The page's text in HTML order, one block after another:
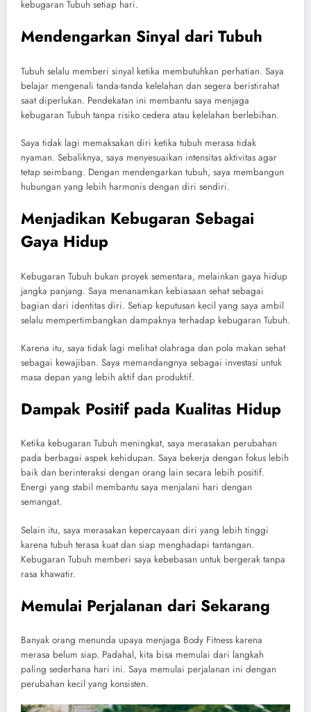
kebugaran Tubuh setiap hari.
Mendengarkan Sinyal dari Tubuh
Tubuh selalu memberi sinyal ketika membutuhkan perhatian. Saya
belajar mengenali tanda-tanda kelelahan dan segera beristirahat
saat diperlukan. Pendekatan ini membantu saya menjaga
kebugaran Tubuh tanpa risiko cedera atau kelelahan berlebihan.
Saya tidak lagi memaksakan diri ketika tubuh merasa tidak
nyaman. Sebaliknya, saya menyesuaikan intensitas aktivitas agar
tetap seimbang. Dengan mendengarkan tubuh, saya membangun
hubungan yang lebih harmonis dengan diri sendiri.
Menjadikan Kebugaran Sebagai
Gaya Hidup
Kebugaran Tubuh bukan proyek sementara, melainkan gaya hidup
jangka panjang. Saya menanamkan kebiasaan sehat sebagai
bagian dari identitas diri. Setiap keputusan kecil yang saya ambil
selalu mempertimbangkan dampaknya terhadap kebugaran Tubuh.
Karena itu, saya tidak lagi melihat olahraga dan pola makan sehat
sebagai kewajiban. Saya memandangnya sebagai investasi untuk
masa depan yang lebih aktif dan produktif.
Dampak Positif pada Kualitas Hidup
Ketika kebugaran Tubuh meningkat, saya merasakan perubahan
pada berbagai aspek kehidupan. Saya bekerja dengan fokus lebih
baik dan berinteraksi dengan orang lain secara lebih positif.
Energi yang stabil membantu saya menjalani hari dengan
semangat.
Selain itu, saya merasakan kepercayaan diri yang lebih tinggi
karena tubuh terasa kuat dan siap menghadapi tantangan.
Kebugaran Tubuh memberi saya kebebasan untuk bergerak tanpa
rasa khawatir.
Memulai Perjalanan dari Sekarang
Banyak orang menunda upaya menjaga Body Fitness karena
merasa belum siap. Padahal, kita bisa memulai dari langkah
paling sederhana hari ini. Saya memulai perjalanan ini dengan
perubahan kecil yang konsisten.